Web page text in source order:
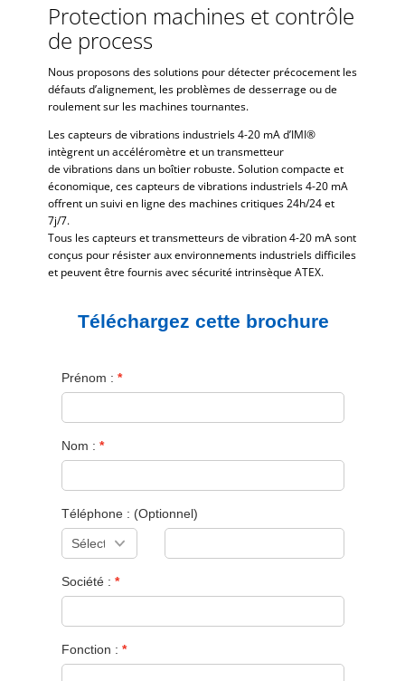
Protection machines et contrôle
de process
Nous proposons des solutions pour détecter précocement les
défauts d’alignement, les problèmes de desserrage ou de
roulement sur les machines tournantes.
Les capteurs de vibrations industriels 4-20 mA d’IMI®
intègrent un accéléromètre et un transmetteur
de vibrations dans un boîtier robuste. Solution compacte et
économique, ces capteurs de vibrations industriels 4-20 mA
offrent un suivi en ligne des machines critiques 24h/24 et
7j/7.
Tous les capteurs et transmetteurs de vibration 4-20 mA sont
conçus pour résister aux environnements industriels difficiles
et peuvent être fournis avec sécurité intrinsèque ATEX.